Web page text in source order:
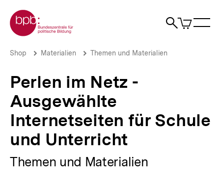
zum
Seiteninhalt
springen
Zur Startseite der bpb
Suche
Artikel
im
Perlen
Ausgewählte
Internetseiten
für
Schule
und
Unterricht
bpb.de
Brotkrümelnavigation
Pfadnavigation
Shop Materialien Themen und Materialien
Perlen im Netz -
Ausgewählte
Internetseiten für Schule
und Unterricht
Themen und Materialien